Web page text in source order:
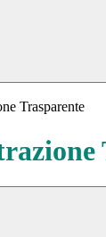
Trasparente